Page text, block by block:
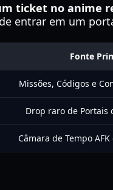
ticket no anime
entrar em um
Fonte
Missões, Códigos e
Drop raro de Portais
Câmara de Tempo